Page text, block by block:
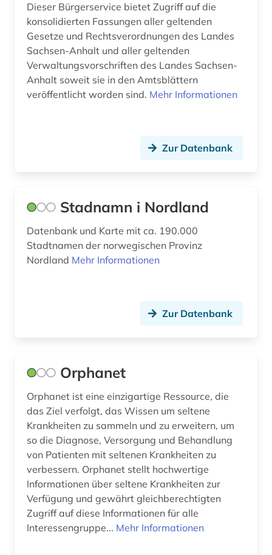
auktion (1)
auktionshaus (2)
auktionskatalog (5)
auktionspreis (1)
ausbildung (2)
ausenhandelswirtschaft (1)
ausfalleffekt (1)
ausgabe (1)
auslandsschulden (3)
auslandsvermögen (1)
auslandsverschuldung (3)
ausschreibung (1)
aussprache (1)
ausstellung (1)
Dieser Bürgerservice bietet Zugriff auf die
konsolidierten Fassungen aller geltenden
Gesetze und Rechtsverordnungen des Landes
Sachsen-Anhalt und aller geltenden
Verwaltungsvorschriften des Landes Sachsen-
Anhalt soweit sie in den Amtsblättern
veröffentlicht worden sind. Mehr Informationen
Zur Datenbank
Stadnamn i Nordland
Datenbank und Karte mit ca. 190.000
Stadtnamen der norwegischen Provinz
Nordland Mehr Informationen
Zur Datenbank
Orphanet
Orphanet ist eine einzigartige Ressource, die
das Ziel verfolgt, das Wissen um seltene
Krankheiten zu sammeln und zu erweitern, um
so die Diagnose, Versorgung und Behandlung
von Patienten mit seltenen Krankheiten zu
verbessern. Orphanet stellt hochwertige
Informationen über seltene Krankheiten zur
Verfügung und gewährt gleichberechtigten
Zugriff auf diese Informationen für alle
Interessengruppe... Mehr Informationen